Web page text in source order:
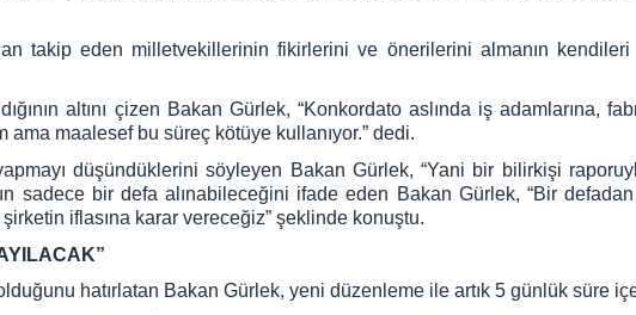
takip eden milletvekillerinin fikirlerini ve önerilerini almanın
altını çizen Bakan Gürlek, “Konkordato aslında iş adamlarına,
ama maalesef bu süreç kötüye kullanıyor.” dedi.
düşündüklerini söyleyen Bakan Gürlek, “Yani bir bilirkişi
sadece bir defa alınabileceğini ifade eden Bakan Gürlek, “Bir
iflasına karar vereceğiz” şeklinde konuştu.
hatırlatan Bakan Gürlek, yeni düzenleme ile artık 5 günlük süre